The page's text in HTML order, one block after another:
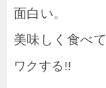
面白い。
美味しく食べ
ワクする!!